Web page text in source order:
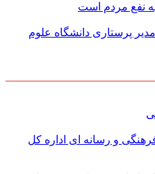
به نفع مردم است
پرستاری دانشگاه علوم
و رسانه ای اداره کل